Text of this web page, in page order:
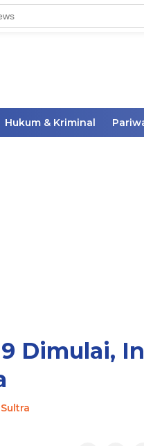
Hukum & Kriminal
Dimulai,
Sultra